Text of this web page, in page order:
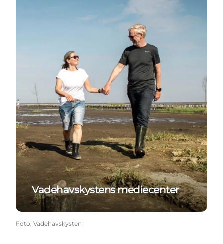
Vadehavskystens mediecenter
Foto: Vadehavskysten